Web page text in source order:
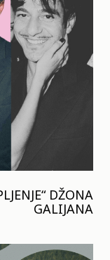
DŽONA
GALIJANA